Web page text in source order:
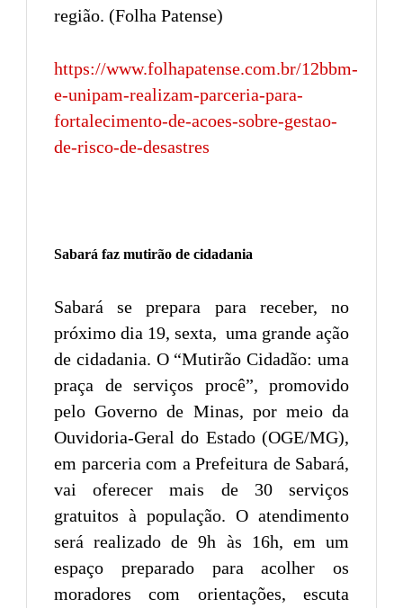
região. (Folha Patense)
https://www.folhapatense.com.br/12bbm-
e-unipam-realizam-parceria-para-
fortalecimento-de-acoes-sobre-gestao-
de-risco-de-desastres
Sabará faz mutirão de cidadania
Sabará se prepara para receber, no
próximo dia 19, sexta, uma grande ação
de cidadania. O “Mutirão Cidadão: uma
praça de serviços procê”, promovido
pelo Governo de Minas, por meio da
Ouvidoria-Geral do Estado (OGE/MG),
em parceria com a Prefeitura de Sabará,
vai oferecer mais de 30 serviços
gratuitos à população. O atendimento
será realizado de 9h às 16h, em um
espaço preparado para acolher os
moradores com orientações, escuta